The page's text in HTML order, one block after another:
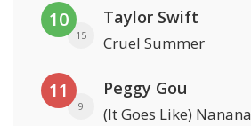
10
15
Taylor Swift
Cruel Summer
11
9
Peggy Gou
(It Goes Like) Nanana